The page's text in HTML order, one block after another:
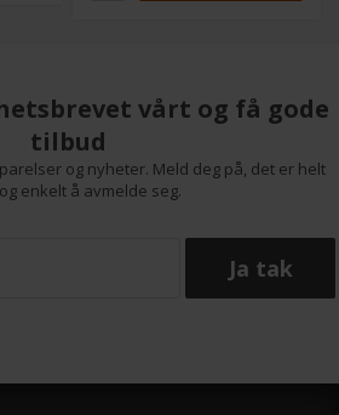
vårt og få gode
tilbud
og nyheter. Meld deg på, det er helt
enkelt å avmelde seg.